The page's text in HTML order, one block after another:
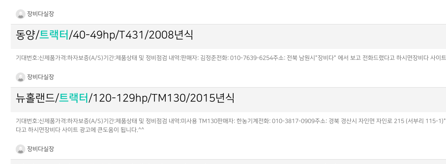
장비다실장
동양/트랙터 /40-49hp/T431/2008년식
기대번호:신제품가격:하자보증(A/S)기간:제품상태 및 정비점검 내역:판매자: 김정준전화: 010-7639-6254주소: 전북 남원시"장비다" 에서 보고 전화드렸다고 하시면장비다 사이
장비다실장
뉴홀랜드/트랙터 /120-129hp/TM130/2015년식
기대번호:신제품가격:하자보증(A/S)기간:제품상태 및 정비점검 내역:미사용 TM130판매자: 한농기계전화: 010-3817-0909주소: 경북 경산시 자인면 자인로 215 (서부리 115-
다고 하시면장비다 사이트 광고에 큰도움이 됩니다.^^
장비다실장